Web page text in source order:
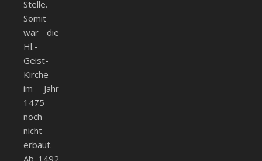
Stelle.
Somit
war die
Hl.-
Geist-
Kirche
im Jahr
1475
noch
nicht
erbaut.